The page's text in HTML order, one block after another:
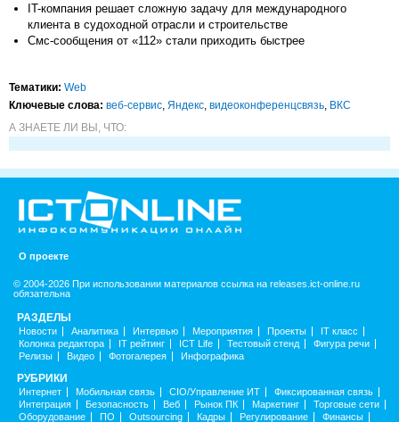
IT-компания решает сложную задачу для международного
клиента в судоходной отрасли и строительстве
Смс-сообщения от «112» стали приходить быстрее
Тематики: Web
Ключевые слова: веб-сервис, Яндекс, видеоконференцсвязь, ВКС
А ЗНАЕТЕ ЛИ ВЫ, ЧТО:
О проекте
© 2004-2026 При использовании материалов ссылка на releases.ict-online.ru
обязательна
РАЗДЕЛЫ
Новости Аналитика Интервью Мероприятия Проекты
IT класс
Колонка редактора
IT рейтинг ICT Life Тестовый стенд
Фигура речи
Релизы
Видео Фотогалерея Инфографика
РУБРИКИ
Интернет Мобильная связь CIO/Управление ИТ
Фиксированная связь
Интеграция
Безопасность Веб Рынок ПК Маркетинг
Торговые сети
Оборудование
ПО Outsourcing Кадры Регулирование Финансы